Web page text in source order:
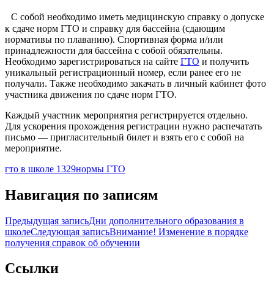
С собой необходимо иметь медицинскую справку о допуске
к сдаче норм ГТО и справку для бассейна (сдающим
нормативы по плаванию). Спортивная форма и/или
принадлежности для бассейна с собой обязательны.
Необходимо зарегистрироваться на сайте ГТО и получить
уникальный регистрационный номер, если ранее его не
получали. Также необходимо закачать в личный кабинет фото
участника движения по сдаче норм ГТО.
Каждый участник мероприятия регистрируется отдельно.
Для ускорения прохождения регистрации нужно распечатать
письмо — пригласительный билет и взять его с собой на
мероприятие.
гто в школе 1329нормы ГТО
Навигация по записям
Предыдущая записьДни дополнительного образования в
школеСледующая записьВнимание! Изменение в порядке
получения справок об обучении
Ccылки